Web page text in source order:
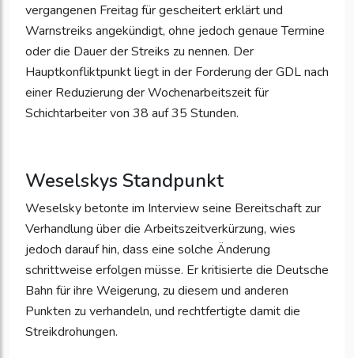
vergangenen Freitag für gescheitert erklärt und
Warnstreiks angekündigt, ohne jedoch genaue Termine
oder die Dauer der Streiks zu nennen. Der
Hauptkonfliktpunkt liegt in der Forderung der GDL nach
einer Reduzierung der Wochenarbeitszeit für
Schichtarbeiter von 38 auf 35 Stunden.
Weselskys Standpunkt
Weselsky betonte im Interview seine Bereitschaft zur
Verhandlung über die Arbeitszeitverkürzung, wies
jedoch darauf hin, dass eine solche Änderung
schrittweise erfolgen müsse. Er kritisierte die Deutsche
Bahn für ihre Weigerung, zu diesem und anderen
Punkten zu verhandeln, und rechtfertigte damit die
Streikdrohungen.